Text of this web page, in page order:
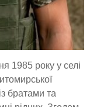
1985 року у селі
братами та